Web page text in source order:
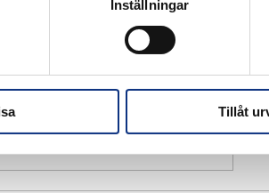
Inställningar
Tillåt